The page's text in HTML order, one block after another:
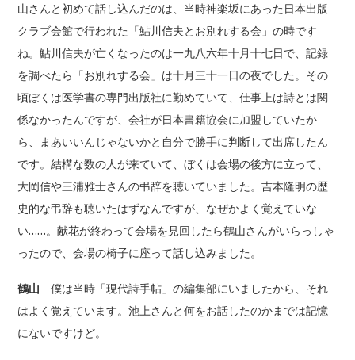
山さんと初めて話し込んだのは、当時神楽坂にあった日本出版
クラブ会館で行われた「鮎川信夫とお別れする会」の時です
ね。鮎川信夫が亡くなったのは一九八六年十月十七日で、記録
を調べたら「お別れする会」は十月三十一日の夜でした。その
頃ぼくは医学書の専門出版社に勤めていて、仕事上は詩とは関
係なかったんですが、会社が日本書籍協会に加盟していたか
ら、まあいいんじゃないかと自分で勝手に判断して出席したん
です。結構な数の人が来ていて、ぼくは会場の後方に立って、
大岡信や三浦雅士さんの弔辞を聴いていました。吉本隆明の歴
史的な弔辞も聴いたはずなんですが、なぜかよく覚えていな
い……。献花が終わって会場を見回したら鶴山さんがいらっしゃ
ったので、会場の椅子に座って話し込みました。
鶴山 僕は当時「現代詩手帖」の編集部にいましたから、それ
はよく覚えています。池上さんと何をお話したのかまでは記憶
にないですけど。